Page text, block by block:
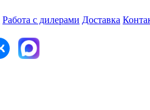
Работа с дилерами Доставка